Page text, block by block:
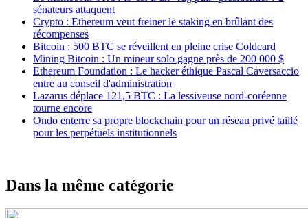
sénateurs attaquent
Crypto : Ethereum veut freiner le staking en brûlant des
récompenses
Bitcoin : 500 BTC se réveillent en pleine crise Coldcard
Mining Bitcoin : Un mineur solo gagne près de 200 000 $
Ethereum Foundation : Le hacker éthique Pascal Caversaccio
entre au conseil d'administration
Lazarus déplace 121,5 BTC : La lessiveuse nord-coréenne
tourne encore
Ondo enterre sa propre blockchain pour un réseau privé taillé
pour les perpétuels institutionnels
Dans la même catégorie